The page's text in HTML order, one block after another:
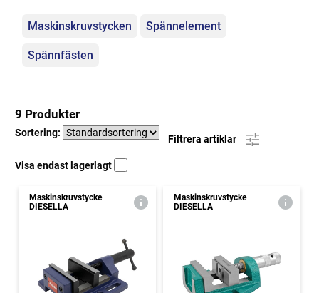
Kategorier
Maskinskruvstycken Spännelement
Spännfästen
9 Produkter
Sortering:
Filtrera artiklar
Visa endast lagerlagt
Maskinskruvstycke
DIESELLA
Maskinskruvstycke
DIESELLA